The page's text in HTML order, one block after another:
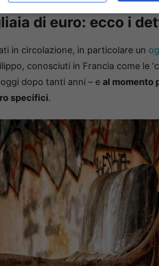
di euro: ecco i
in circolazione, in particolare un
conosciuti in Francia come le
dopo tanti anni – e al momento
specifici.